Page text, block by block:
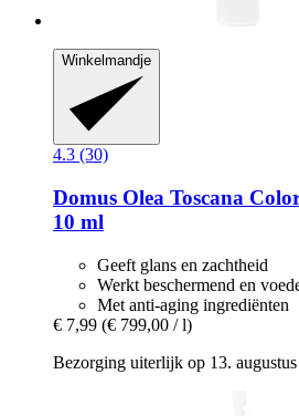
Winkelmandje
4.3 (30)
Domus Olea Toscana
10 ml
Geeft glans en zachtheid
Werkt beschermend en
Met anti-aging ingrediënten
€ 7,99 (€ 799,00 / l)
Bezorging uiterlijk op 13. augustus